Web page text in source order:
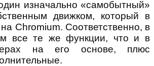
изначально «самобытный»
движком, который в
Chromium. Соответственно, в
все те же функции, что и в
на его основе, плюс